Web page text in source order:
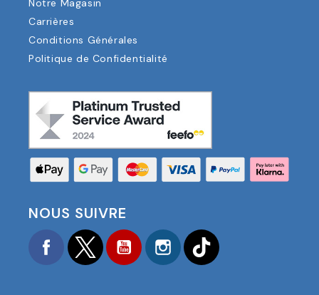
Notre Magasin
Carrières
Conditions Générales
Politique de Confidentialité
NOUS SUIVRE
FacebookTwitter YouTubeInstagram